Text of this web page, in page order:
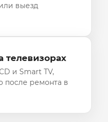
выезд
телевизорах
и Smart TV,
после ремонта в